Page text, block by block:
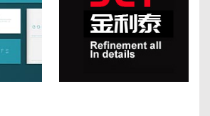
长沙高士德网络公司VI设计 大连金利泰洁具卫浴logo设计